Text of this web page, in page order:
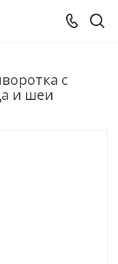
с
и шеи